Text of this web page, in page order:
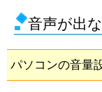
音声が出
パソコンの音量